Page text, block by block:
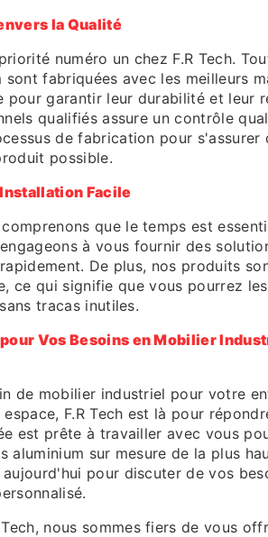
la Qualité
numéro un chez F.R Tech.
sont fabriquées avec les meilleurs
pour garantir leur durabilité et leur
qualifiés assure un contrôle
de fabrication pour s'assurer
possible.
Facile
comprenons que le temps est
à vous fournir des
De plus, nos produits
ce qui signifie que vous pourrez
tracas inutiles.
Vos Besoins en Mobilier
de mobilier industriel pour votre
F.R Tech est là pour
est prête à travailler avec vous
aluminium sur mesure de la plus
pour discuter de vos
Tech, nous sommes fiers de vous